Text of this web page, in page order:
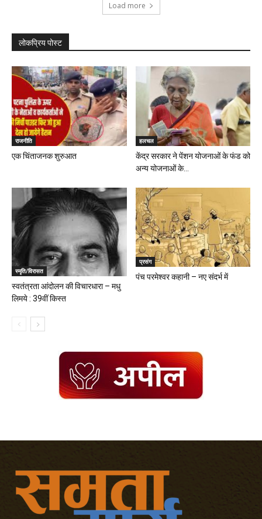
Load more
लोकप्रिय पोस्ट
राजनीति
एक चिंताजनक शुरुआत
हलचल
केंद्र सरकार ने पेंशन योजनाओं के फंड को
अन्य योजनाओं के...
स्मृति/विरासत
स्वतंत्रता आंदोलन की विचारधारा – मधु
लिमये : 39वीं किस्त
प्रसंग
पंच परमेश्वर कहानी – नए संदर्भ में